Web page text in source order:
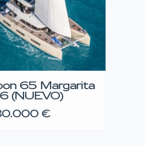
65 Margarita
(NUEVO)
€